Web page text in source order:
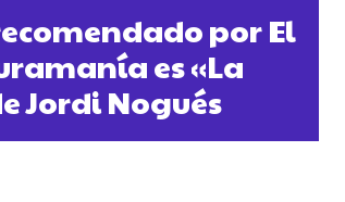
por El
es «La
Jordi Nogués